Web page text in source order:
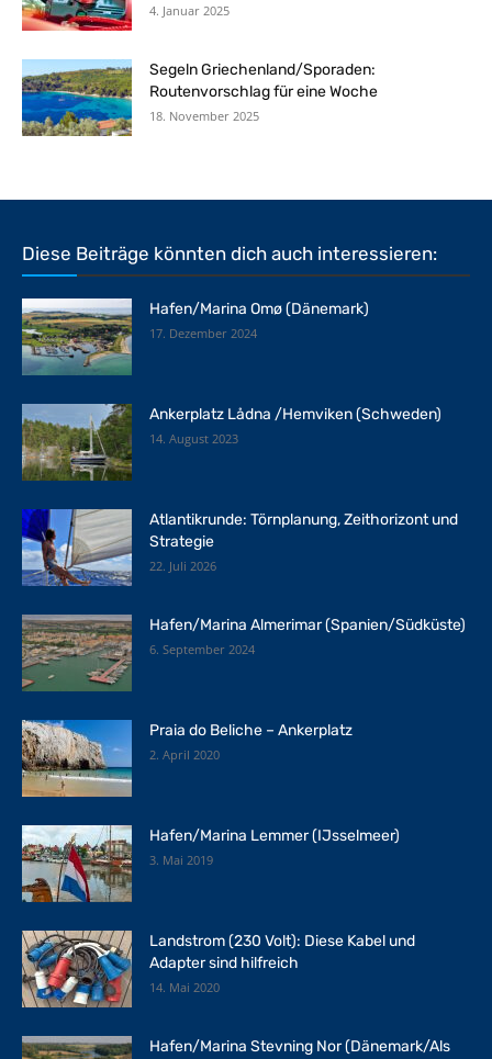
4. Januar 2025
Segeln Griechenland/Sporaden:
Routenvorschlag für eine Woche
18. November 2025
Diese Beiträge könnten dich auch interessieren:
Hafen/Marina Omø (Dänemark)
17. Dezember 2024
Ankerplatz Lådna /Hemviken (Schweden)
14. August 2023
Atlantikrunde: Törnplanung, Zeithorizont und
Strategie
22. Juli 2026
Hafen/Marina Almerimar (Spanien/Südküste)
6. September 2024
Praia do Beliche – Ankerplatz
2. April 2020
Hafen/Marina Lemmer (IJsselmeer)
3. Mai 2019
Landstrom (230 Volt): Diese Kabel und
Adapter sind hilfreich
14. Mai 2020
Hafen/Marina Stevning Nor (Dänemark/Als